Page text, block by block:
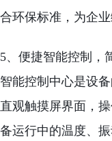
合环保标准，为企
5、便捷智能控制，
智能控制中心是设
直观触摸屏界面，
备运行中的温度、